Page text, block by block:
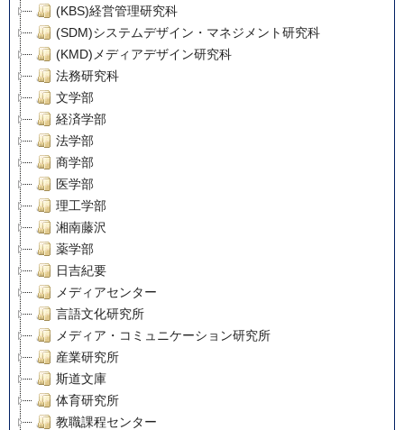
(KBS)経営管理研究科
(SDM)システムデザイン・マネジメント研究科
(KMD)メディアデザイン研究科
法務研究科
文学部
経済学部
法学部
商学部
医学部
理工学部
湘南藤沢
薬学部
日吉紀要
メディアセンター
言語文化研究所
メディア・コミュニケーション研究所
産業研究所
斯道文庫
体育研究所
教職課程センター